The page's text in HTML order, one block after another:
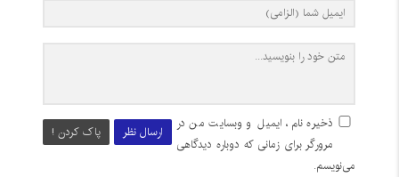
ارسال نظر پاک کردن !
ذخیره نام، ایمیل و وبسایت من در
مرورگر برای زمانی که دوباره دیدگاهی
می‌نویسم.